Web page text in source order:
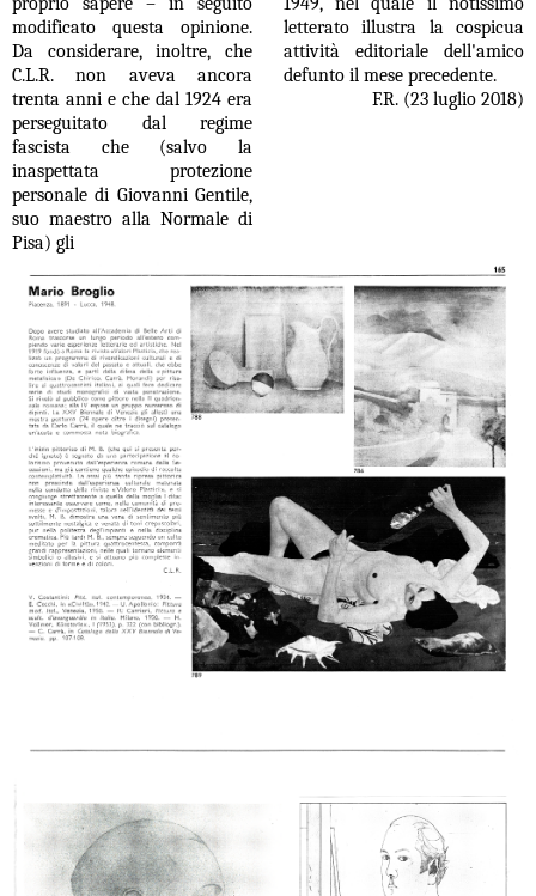
modificato questa opinione.
Da considerare, inoltre, che
C.L.R. non aveva ancora
trenta anni e che dal 1924 era
perseguitato dal regime
fascista che (salvo la
inaspettata protezione
personale di Giovanni Gentile,
suo maestro alla Normale di
Pisa) gli
letterato illustra la cospicua
attività editoriale dell'amico
defunto il mese precedente.
F.R. (23 luglio 2018)